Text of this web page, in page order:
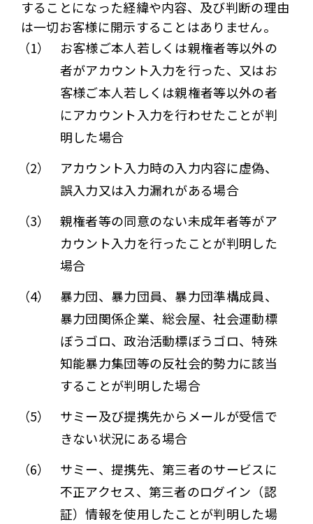
することになった経緯や内容、及び判断の理由
は一切お客様に開示することはありません。
（1）
お客様ご本人若しくは親権者等以外の
者がアカウント入力を行った、又はお
客様ご本人若しくは親権者等以外の者
にアカウント入力を行わせたことが判
明した場合
（2）
アカウント入力時の入力内容に虚偽、
誤入力又は入力漏れがある場合
（3）
親権者等の同意のない未成年者等がア
カウント入力を行ったことが判明した
場合
（4）
暴力団、暴力団員、暴力団準構成員、
暴力団関係企業、総会屋、社会運動標
ぼうゴロ、政治活動標ぼうゴロ、特殊
知能暴力集団等の反社会的勢力に該当
することが判明した場合
（5）
サミー及び提携先からメールが受信で
きない状況にある場合
（6）
サミー、提携先、第三者のサービスに
不正アクセス、第三者のログイン（認
証）情報を使用したことが判明した場